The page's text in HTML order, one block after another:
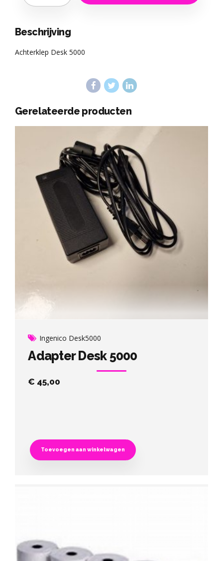
Beschrijving
Achterklep Desk 5000
Gerelateerde producten
Ingenico Desk5000
Adapter Desk 5000
€ 45,00
Toevoegen aan winkelwagen